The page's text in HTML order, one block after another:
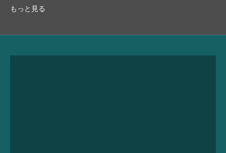
もっと見る